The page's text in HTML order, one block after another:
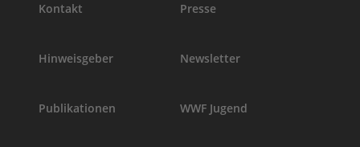
Kontakt Presse
Hinweisgeber Newsletter
Publikationen WWF Jugend